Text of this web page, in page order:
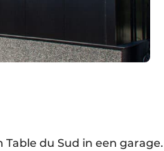
du Sud in een garage.